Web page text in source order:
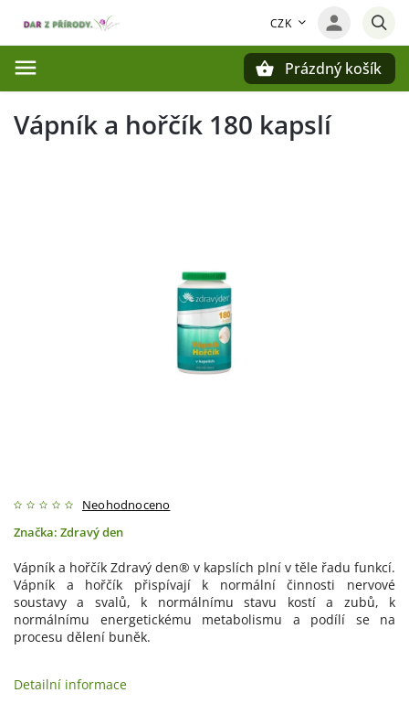
CZK
Prázdný košík
Vápník a hořčík 180 kapslí
Neohodnoceno
Značka: Zdravý den
Vápník a hořčík Zdravý den® v kapslích plní v těle řadu funkcí.
Vápník a hořčík přispívají k normální činnosti nervové
soustavy a svalů, k normálnímu stavu kostí a zubů, k
normálnímu energetickému metabolismu a podílí se na
procesu dělení buněk.
Detailní informace